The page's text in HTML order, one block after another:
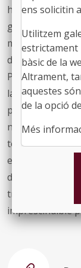
hídrics. En
governança del
municipal que
directrius del
Públic Hidràulic,
la planificació i
prestació del
normatives
tot invasió de
elaborar un
discrepàncies i
transversals en
imprescindible
ens solicitin
Utilitzem
estrictament
bàsic de la
Altrament,
aquestes
de la opció
Més